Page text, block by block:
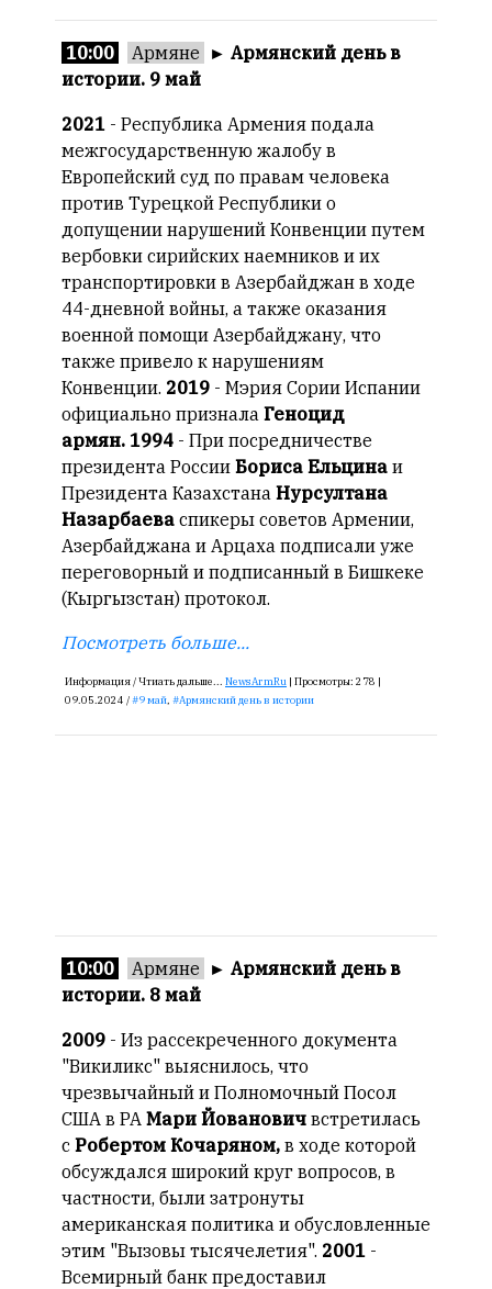
10:00 Армяне ► Армянский день в
истории. 9 май
2021 - Республика Армения подала
межгосударственную жалобу в
Европейский суд по правам человека
против Турецкой Республики о
допущении нарушений Конвенции путем
вербовки сирийских наемников и их
транспортировки в Азербайджан в ходе
44-дневной войны, а также оказания
военной помощи Азербайджану, что
также привело к нарушениям
Конвенции. 2019 - Мэрия Сории Испании
официально признала Геноцид
армян. 1994 - При посредничестве
президента России Бориса Ельцина и
Президента Казахстана Нурсултана
Назарбаева спикеры советов Армении,
Азербайджана и Арцаха подписали уже
переговорный и подписанный в Бишкеке
(Кыргызстан) протокол.
Посмотреть больше...
Информация /Чтиать дальше... NewsArmRu | Просмотры: 278 |
09.05.2024 /
9 май, Армянский день в истории
10:00 Армяне ► Армянский день в
истории. 8 май
2009 - Из рассекреченного документа
"Викиликс" выяснилось, что
чрезвычайный и Полномочный Посол
США в РА Мари Йованович встретилась
с Робертом Кочаряном, в ходе которой
обсуждался широкий круг вопросов, в
частности, были затронуты
американская политика и обусловленные
этим "Вызовы тысячелетия". 2001 -
Всемирный банк предоставил